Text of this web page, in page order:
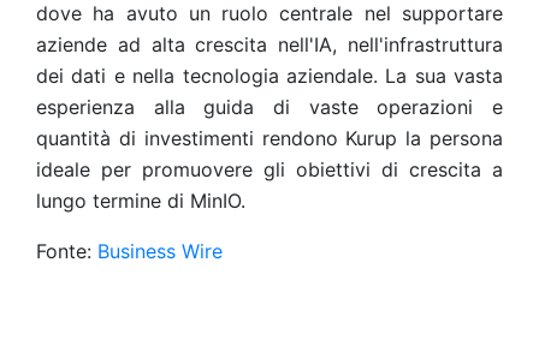
dove ha avuto un ruolo centrale nel supportare
aziende ad alta crescita nell'IA, nell'infrastruttura
dei dati e nella tecnologia aziendale. La sua vasta
esperienza alla guida di vaste operazioni e
quantità di investimenti rendono Kurup la persona
ideale per promuovere gli obiettivi di crescita a
lungo termine di MinIO.
Fonte: Business Wire